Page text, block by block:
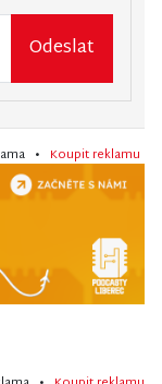
Odeslat
• Koupit reklamu